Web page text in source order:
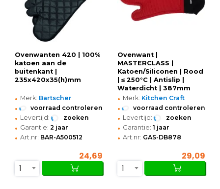
Ovenwanten 420 | 100%
katoen aan de
buitenkant |
235x420x35(h)mm
• Merk: Bartscher
• voorraad controleren
• Levertijd: zoeken
• Garantie: 2 jaar
• Art.nr: BAR-A500512
24,69
1
Ovenwant |
MASTERCLASS |
Katoen/Siliconen | Rood
| ≤ 250°C | Antislip |
Waterdicht | 387mm
• Merk: Kitchen Craft
• voorraad controleren
• Levertijd: zoeken
• Garantie: 1 jaar
• Art.nr: GAS-DB878
29,09
1